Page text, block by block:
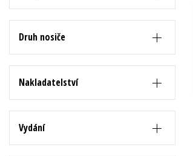
Beletrie pro děti
Beletrie pro dospělé
Byznys a ekonomie
Druh nosiče
Nakladatelství
Vydání